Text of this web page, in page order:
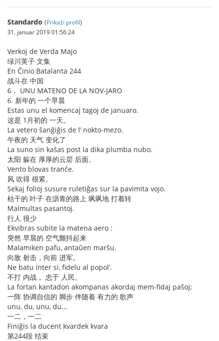
Standardo (Prikaži profil)
31. januar 2019 01:56:24
Verkoj de Verda Majo
绿川英子 文集
En Ĉinio Batalanta 244
战斗在 中国
6． UNU MATENO DE LA NOV-JARO
6. 新年的 一个早晨
Estas unu el komencaj tagoj de januaro.
这是 1月初的 一天。
La vetero ŝanĝiĝis de l’ nokto-mezo.
午夜的 天气 变化了
La suno sin kaŝas post la dika plumba nubo.
太阳 躲在 厚厚的云层 后面。
Vento blovas tranĉe.
风 吹得 很紧。
Sekaj folioj susure ruletiĝas sur la pavimita vojo.
枯干的 叶子 在沥青的路上 飒飒地 打着转
Malmultas pasantoj.
行人 很少
Ekvibras subite la matena aero :
突然 早晨的 空气颤抖起来
Malamiken pafu, antaŭen marŝu.
向敌 射击，向前 进军。
Ne batu inter si, fidelu al popol’.
不打 内战， 忠于 人民。
La fortan kantadon akompanas akordaj mem-fidaj paŝoj;
一阵 协调自信的 脚步 伴随着 有力的 歌声
unu, du, unu, du...
一二，一二
Finiĝis la ducent kvardek kvara
第244段 结束